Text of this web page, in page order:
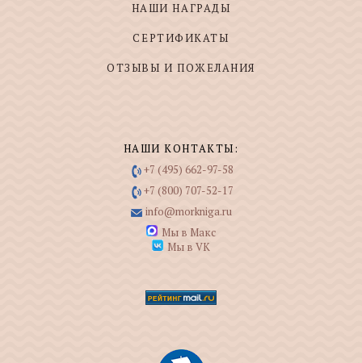
НАШИ НАГРАДЫ
СЕРТИФИКАТЫ
ОТЗЫВЫ И ПОЖЕЛАНИЯ
НАШИ КОНТАКТЫ:
+7 (495) 662-97-58
+7 (800) 707-52-17
info@morkniga.ru
Мы в Макс
Мы в VK